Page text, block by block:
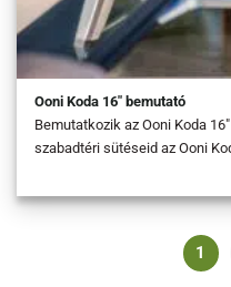
Ooni Koda 16″ bemutató
Bemutatkozik az Ooni Koda
szabadtéri sütéseid az Ooni
1